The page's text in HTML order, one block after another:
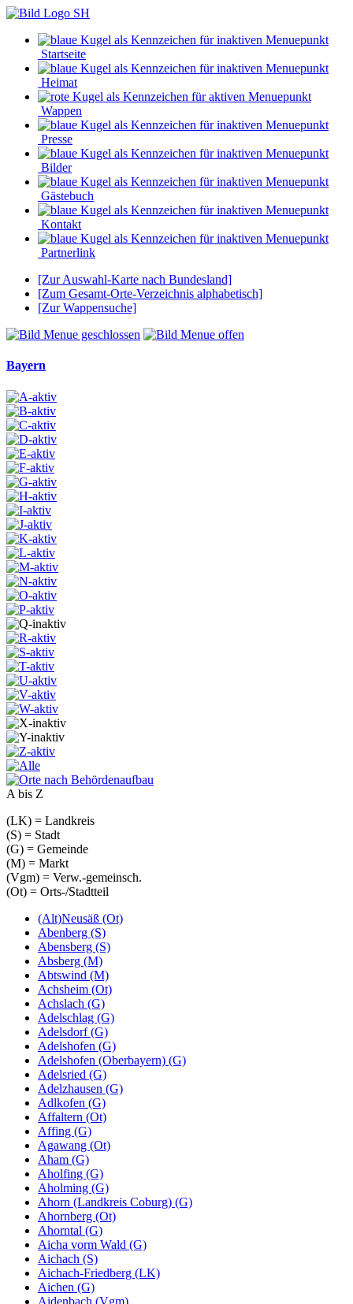
Startseite
Heimat
Wappen
Presse
Bilder
Gästebuch
Kontakt
Partnerlink
[Zur Auswahl-Karte nach Bundesland]
[Zum Gesamt-Orte-Verzeichnis alphabetisch]
[Zur Wappensuche]
Bayern
A bis Z
(LK) = Landkreis
(S) = Stadt
(G) = Gemeinde
(M) = Markt
(Vgm) = Verw.-gemeinsch.
(Ot) = Orts-/Stadtteil
(Alt)Neusäß (Ot)
Abenberg (S)
Abensberg (S)
Absberg (M)
Abtswind (M)
Achsheim (Ot)
Achslach (G)
Adelschlag (G)
Adelsdorf (G)
Adelshofen (G)
Adelshofen (Oberbayern) (G)
Adelsried (G)
Adelzhausen (G)
Adlkofen (G)
Affaltern (Ot)
Affing (G)
Agawang (Ot)
Aham (G)
Aholfing (G)
Aholming (G)
Ahorn (Landkreis Coburg) (G)
Ahornberg (Ot)
Ahorntal (G)
Aicha vorm Wald (G)
Aichach (S)
Aichach-Friedberg (LK)
Aichen (G)
Aidenbach (Vgm)